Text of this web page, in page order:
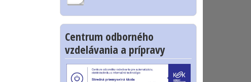
Centrum odborného
vzdelávania a prípravy